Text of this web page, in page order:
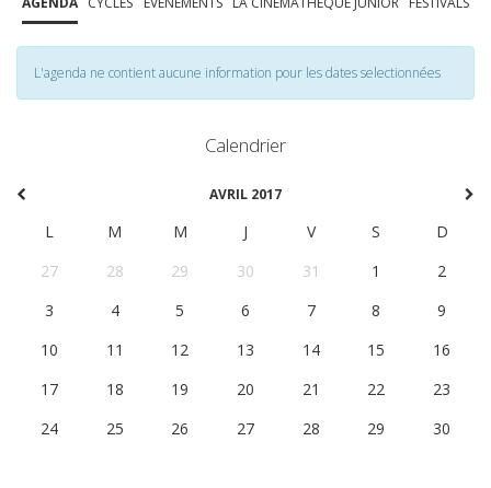
L'agenda ne contient aucune information pour les dates selectionnées
Calendrier
AVRIL 2017
L M M J V S
D
27
28 29 30 31 1
2
3
4 5 6 7 8
9
10
11 12 13 14 15
16
17
18 19 20 21 22
23
24
25 26 27 28 29 30